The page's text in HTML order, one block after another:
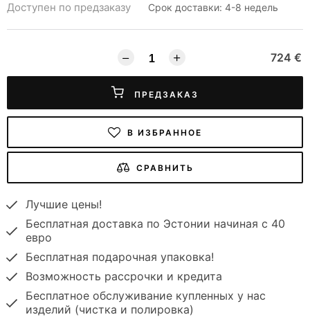
Доступен по предзаказу Срок доставки: 4-8 недель
724 €
ПРЕДЗАКАЗ
В ИЗБРАННОЕ
СРАВНИТЬ
Лучшие цены!
Бесплатная доставка по Эстонии начиная с 40
евро
Бесплатная подарочная упаковка!
Возможность рассрочки и кредита
Бесплатное обслуживание купленных у нас
изделий (чистка и полировка)